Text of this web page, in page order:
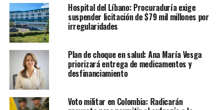
Hospital del Líbano: Procuraduría exige
suspender licitación de $79 mil millones por
irregularidades
Plan de choque en salud: Ana María Vesga
priorizará entrega de medicamentos y
desfinanciamiento
Voto militar en Colombia: Radicarán